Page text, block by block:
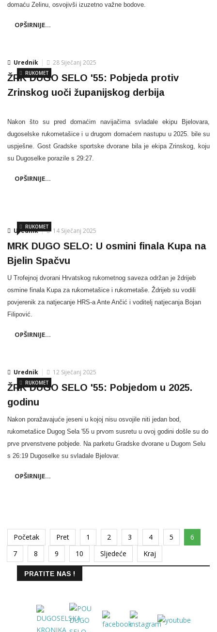
domaću Zelinu, osvojivši izuzetno važne bodove.
OPŠIRNIJE...
Urednik
RUKOMET
28 Siječanj 2025
ŽRK DUGO SELO '55: Pobjeda protiv
Zrinskog uoči županijskog derbija
Nakon što su pred domaćim navijačima svladale ekipu Bjelovara,
dugoselske rukometašice i u drugom domaćem nastupu u 2025. bile su
uspješne. Gost Gradske sportske dvorane bila je ekipa Zrinskog, koju
su Dugoselke porazile s 29:27.
OPŠIRNIJE...
Urednik
RUKOMET 14 Siječanj 2025
MRK DUGO SELO: U osmini finala Kupa na
Bjelin Spačvu
U Trofejnoj dvorani Hrvatskog rukometnog saveza održan je ždrijeb
osmine finala Kupa za rukometašice i rukometaše. Ždrijeb su vodili
povjerenik za natjecanje HRS-a Ante Ančić i voditelj natjecanja Bojan
Filipović.
OPŠIRNIJE...
Urednik
RUKOMET
12 Siječanj 2025
ŽRK DUGO SELO '55: Pobjedom u 2025.
godinu
Nakon poražavajuće jeseni u kojoj nisu osvojile niti jedan bod,
rukometašice Dugog Sela '55 u prvom susretu u ovoj godini došle su do
prve prvenstvene pobjede. Na parketu Gradske dvorane u Dugom Selu
s 26:19 Dugoselke su svladale Bjelovar.
OPŠIRNIJE...
Početak Pret 1 2 3 4 5
6
7
8 9 10 Sljedeće Kraj
PRATITE NAS !